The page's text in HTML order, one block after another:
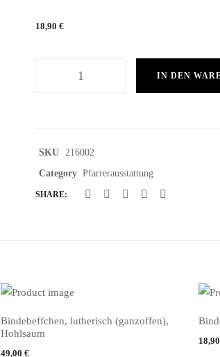
18,90 €
IN DEN
SKU 216002
Category Pfarrerausstattung
SHARE:
IN DEN WARENKORB
Bindebeffchen, lutherisch (ganzoffen),
Hohlsaum
49,00 €
IN
18,90